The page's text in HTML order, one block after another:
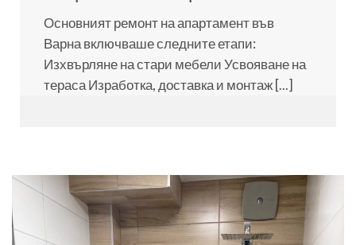
Основният ремонт на апартамент във
Варна включваше следните етапи:
Изхвърляне на стари мебели Усвояване на
тераса Изработка, доставка и монтаж [...]